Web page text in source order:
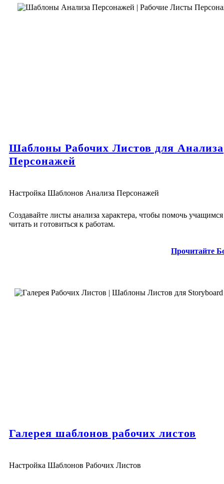
Шаблоны Рабочих Листов для Анализа
Персонажей
Настройка Шаблонов Анализа Персонажей
Создавайте листы анализа характера, чтобы помочь учащимся
читать и готовиться к работам.
Прочитайте
Галерея шаблонов рабочих листов
Настройка Шаблонов Рабочих Листов